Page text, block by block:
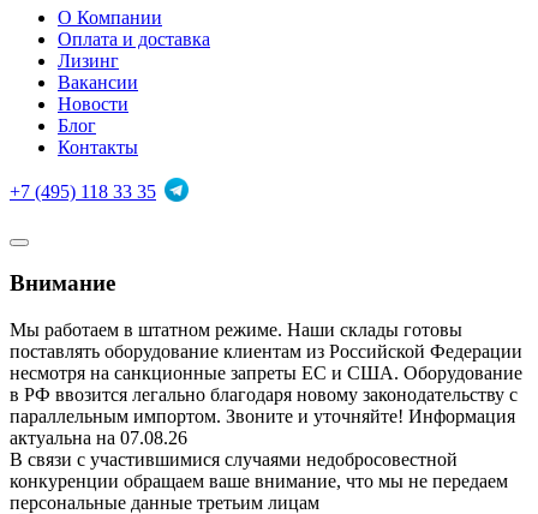
О Компании
Оплата и доставка
Лизинг
Вакансии
Новости
Блог
Контакты
+7 (495) 118 33 35
Внимание
Мы работаем в штатном режиме. Наши склады готовы
поставлять оборудование клиентам из Российской Федерации
несмотря на санкционные запреты ЕС и США. Оборудование
в РФ ввозится легально благодаря новому законодательству с
параллельным импортом. Звоните и уточняйте! Информация
актуальна на 07.08.26
В связи с участившимися случаями недобросовестной
конкуренции обращаем ваше внимание, что мы не передаем
персональные данные третьим лицам